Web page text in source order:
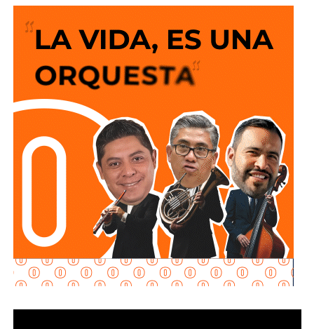
El funcionario señaló quelos primeros dos sujetos
estarían relacionados con diversos hechos delictivos
entre ellos robo de motocicletas, asaltos a
establecimientos y presunta venta de droga. Indicó que
ambos se habían vuelto visibles en redes sociales a
través de videos relacionados con sus actividades.
Juárez Hernández agregó que, durante otro operativo,
fueron detenidas dos personas originarias de
, a quienes se les aseguraroncinco armas
largas y dos armas cortas.